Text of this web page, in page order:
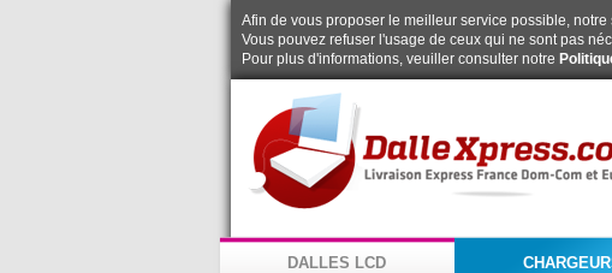
Afin de vous proposer le meilleur service possible,
Vous pouvez refuser l'usage de ceux qui ne sont pas
Pour plus d'informations, veuiller consulter notre
DALLES LCD